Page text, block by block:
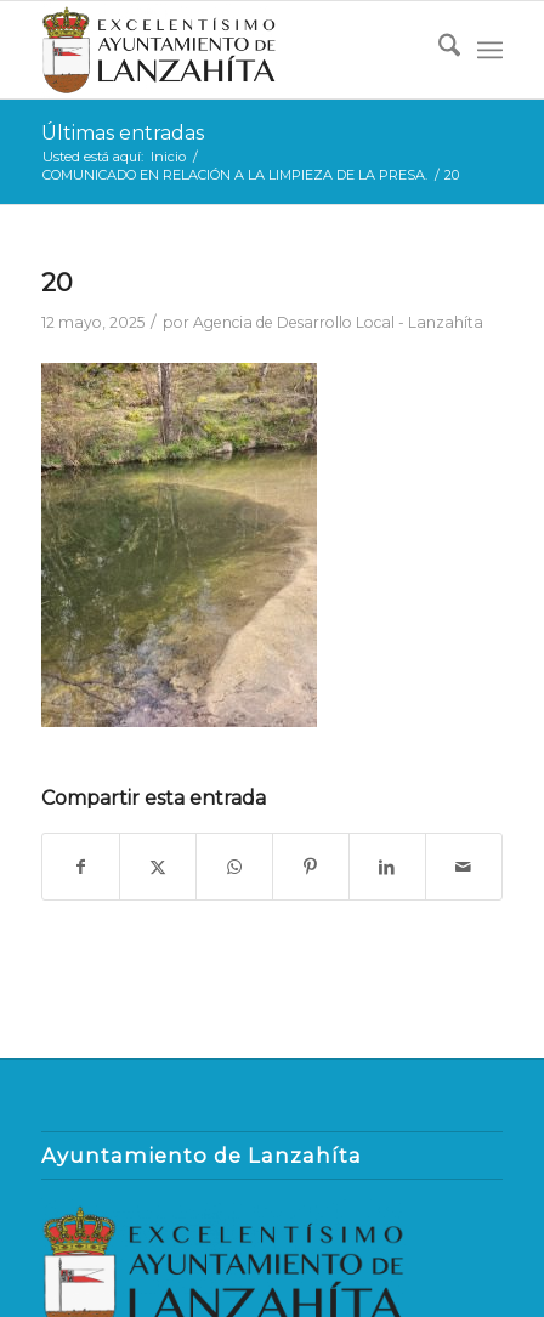
Últimas entradas
Usted está aquí: Inicio /
COMUNICADO EN RELACIÓN A LA LIMPIEZA DE LA PRESA. / 20
20
12 mayo, 2025 / por Agencia de Desarrollo Local - Lanzahíta
Compartir esta entrada
Ayuntamiento de Lanzahíta